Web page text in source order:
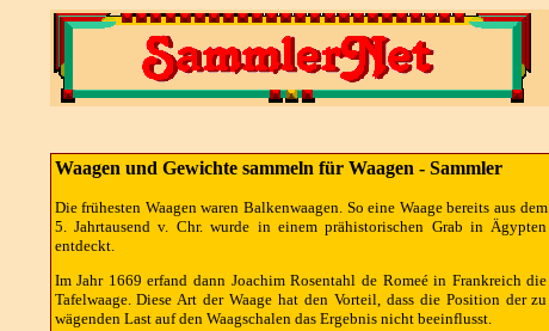
Waagen und Gewichte sammeln für Waagen - Sammler
Die frühesten Waagen waren Balkenwaagen. So eine Waage bereits aus dem
5. Jahrtausend v. Chr. wurde in einem prähistorischen Grab in Ägypten
entdeckt.
Im Jahr 1669 erfand dann Joachim Rosentahl de Romeé in Frankreich die
Tafelwaage. Diese Art der Waage hat den Vorteil, dass die Position der zu
wägenden Last auf den Waagschalen das Ergebnis nicht beeinflusst.